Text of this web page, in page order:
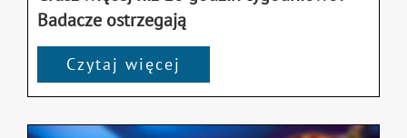
Badacze ostrzegają
Czytaj więcej